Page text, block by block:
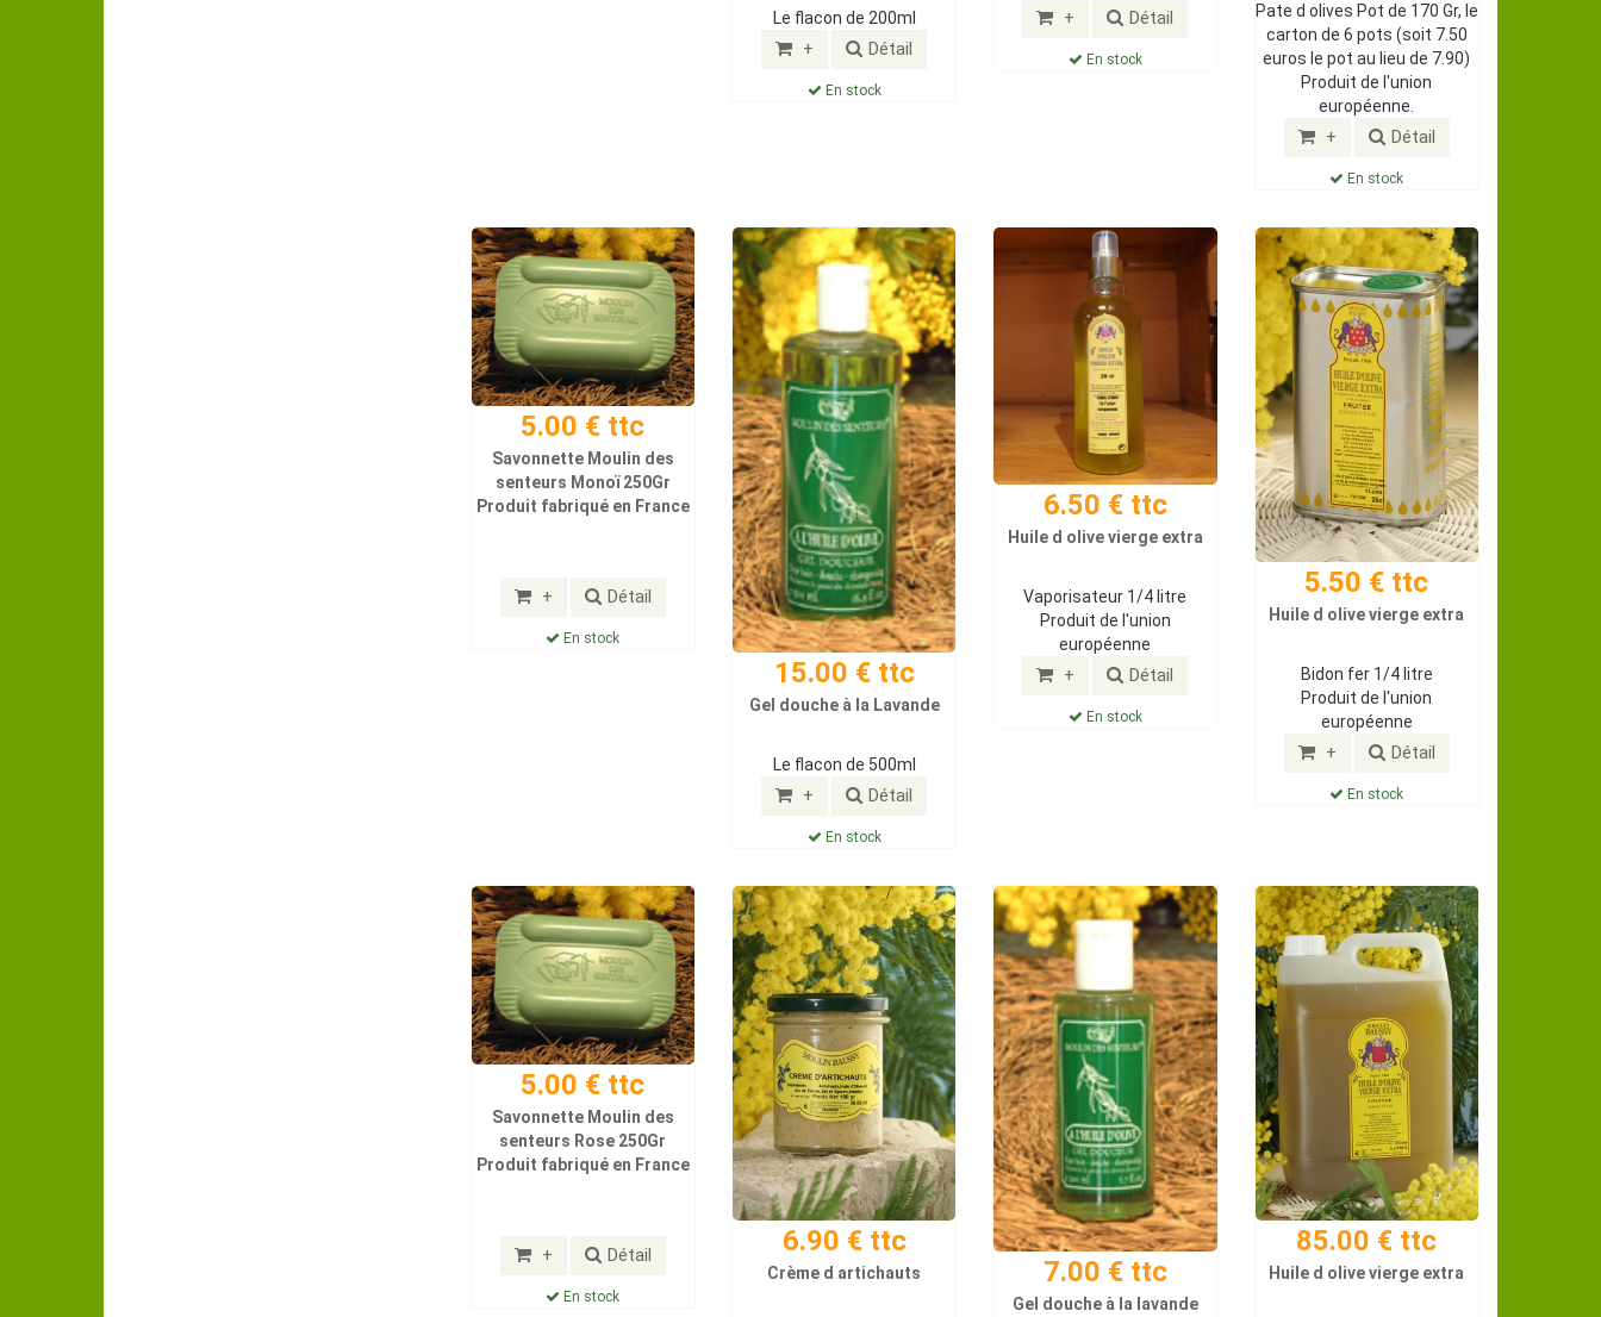
Le flacon de 200ml
+ Détail
En stock
+ Détail
En stock
Pate d olives Pot de 170 Gr, le
carton de 6 pots (soit 7.50
euros le pot au lieu de 7.90)
Produit de l'union
européenne.
+ Détail
En stock
5.00 € ttc
Savonnette Moulin des
senteurs Monoï 250Gr
Produit fabriqué en France
+ Détail
En stock
15.00 € ttc
Gel douche à la Lavande
Le flacon de 500ml
+ Détail
En stock
6.50 € ttc
Huile d olive vierge extra
Vaporisateur 1/4 litre
Produit de l'union
européenne
+ Détail
En stock
5.50 € ttc
Huile d olive vierge extra
Bidon fer 1/4 litre
Produit de l'union
européenne
+ Détail
En stock
5.00 € ttc
Savonnette Moulin des
senteurs Rose 250Gr
Produit fabriqué en France
+ Détail
En stock
6.90 € ttc
Crème d artichauts 7.00 € ttc
Gel douche à la lavande
85.00 € ttc
Huile d olive vierge extra